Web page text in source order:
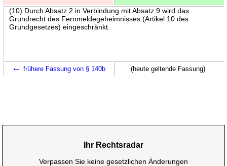
(10) Durch Absatz 2 in Verbindung mit Absatz 9 wird das
Grundrecht des Fernmeldegeheimnisses (Artikel 10 des
Grundgesetzes) eingeschränkt.
← frühere Fassung von § 140b (heute geltende Fassung)
Ihr Rechtsradar
Verpassen Sie keine gesetzlichen Änderungen